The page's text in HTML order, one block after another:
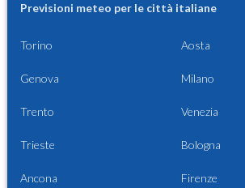
Previsioni meteo per le città italiane
Torino Aosta
Genova Milano
Trento Venezia
Trieste Bologna
Ancona Firenze